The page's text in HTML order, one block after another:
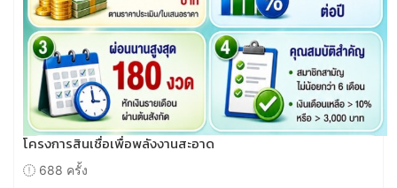
โครงการสินเชื่อเพื่อพลังงานสะอาด
688 ครั้ง